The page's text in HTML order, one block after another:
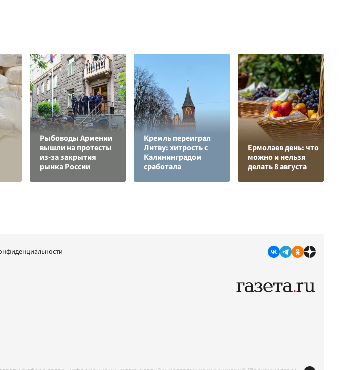
Рыбоводы Армении
вышли на протесты
из-за закрытия
рынка России
Кремль переиграл
Литву: хитрость с
Калининградом
сработала
Ермолаев день: что
можно и нельзя
делать 8 августа